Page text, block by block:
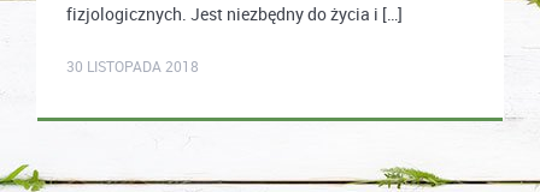
fizjologicznych. Jest niezbędny do życia i […]
30 LISTOPADA 2018